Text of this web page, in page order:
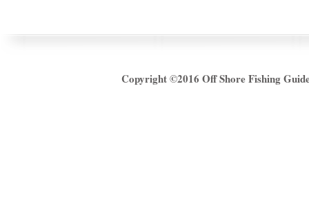
Copyright ©2016 Off Shore Fishing